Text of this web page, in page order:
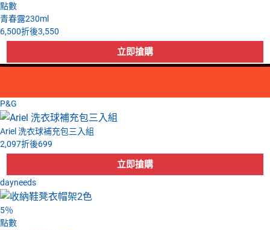
點數
青春露230ml
6,500折後3,550
P&G
Ariel 洗衣球補充包三入組
2,097折後699
dayneeds
5％
點數